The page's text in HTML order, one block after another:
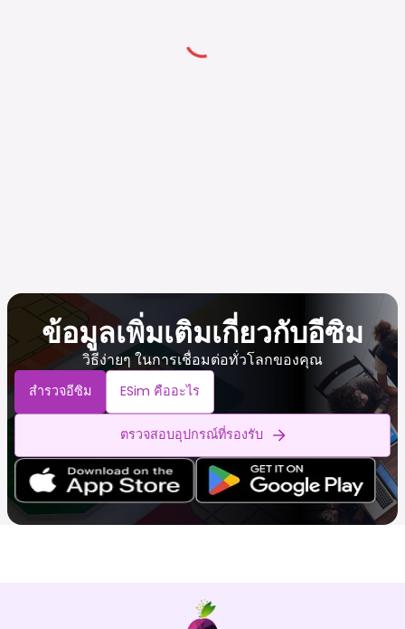
ข้อมูลเพิ่มเติมเกี่ยวกับอีซิม
วิธีง่ายๆ ในการเชื่อมต่อทั่วโลกของคุณ
สำรวจอีซิม ESim คืออะไร
ตรวจสอบอุปกรณ์ที่รองรับ